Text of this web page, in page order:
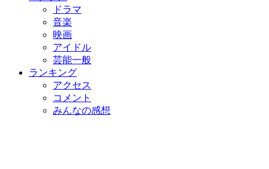
ドラマ
音楽
映画
アイドル
芸能一般
ランキング
アクセス
コメント
みんなの感想